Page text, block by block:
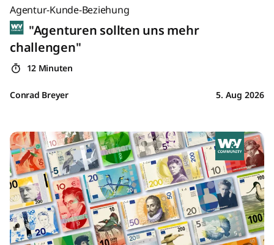
Agentur-Kunde-Beziehung
"Agenturen sollten uns mehr
challengen"
12 Minuten
Conrad Breyer 5. Aug 2026